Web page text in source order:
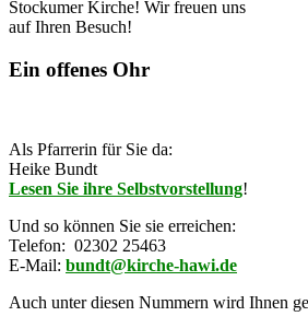
Stockumer Kirche! Wir freuen uns
auf Ihren Besuch!
Ein offenes Ohr
Als Pfarrerin für Sie da:
Heike Bundt
Lesen Sie ihre Selbstvorstellung!
Und so können Sie sie erreichen:
Telefon: 02302 25463
E-Mail: bundt@kirche-hawi.de
Auch unter diesen Nummern wird Ihnen